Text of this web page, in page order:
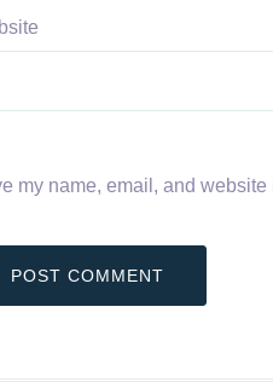
my name, email, and